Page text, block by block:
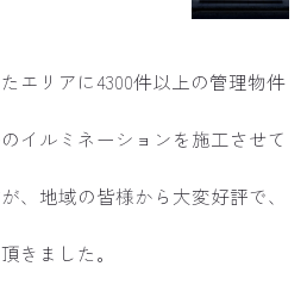
エリアに4300件以上の管理物件
イルミネーションを施工させて
、地域の皆様から大変好評で、
きました。